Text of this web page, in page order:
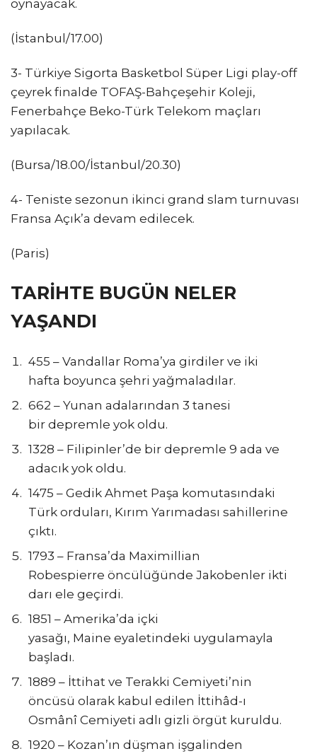
oynayacak.
(İstanbul/17.00)
3- Türkiye Sigorta Basketbol Süper Ligi play-off
çeyrek finalde TOFAŞ-Bahçeşehir Koleji,
Fenerbahçe Beko-Türk Telekom maçları
yapılacak.
(Bursa/18.00/İstanbul/20.30)
4- Teniste sezonun ikinci grand slam turnuvası
Fransa Açık’a devam edilecek.
(Paris)
TARİHTE BUGÜN NELER
YAŞANDI
455 – Vandallar Roma’ya girdiler ve iki
hafta boyunca şehri yağmaladılar.
662 – Yunan adalarından 3 tanesi
bir depremle yok oldu.
1328 – Filipinler’de bir depremle 9 ada ve
adacık yok oldu.
1475 – Gedik Ahmet Paşa komutasındaki
Türk orduları, Kırım Yarımadası sahillerine
çıktı.
1793 – Fransa’da Maximillian
Robespierre öncülüğünde Jakobenler ikti
darı ele geçirdi.
1851 – Amerika’da içki
yasağı, Maine eyaletindeki uygulamayla
başladı.
1889 – İttihat ve Terakki Cemiyeti’nin
öncüsü olarak kabul edilen İttihâd-ı
Osmânî Cemiyeti adlı gizli örgüt kuruldu.
1920 – Kozan’ın düşman işgalinden